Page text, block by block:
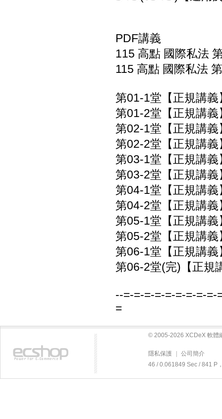
PDF講義
115 高點 國際私法
115 高點 國際私法
第01-1堂【正規講
第01-2堂【正規講
第02-1堂【正規講
第02-2堂【正規講
第03-1堂【正規講
第03-2堂【正規講
第04-1堂【正規講
第04-2堂【正規講
第05-1堂【正規講
第05-2堂【正規講
第06-1堂【正規講
第06-2堂(完)【正規
--=-=-=-=-=-=-=-=-=-
=
© 2005-2026 XCDeX 軟體
隱私保護
公司簡介
46 / 0.061849 Sec / 841 P